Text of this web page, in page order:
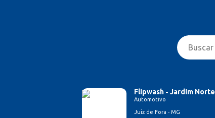
Flipwash - Jardim Norte
Automotivo
Juiz de Fora - MG